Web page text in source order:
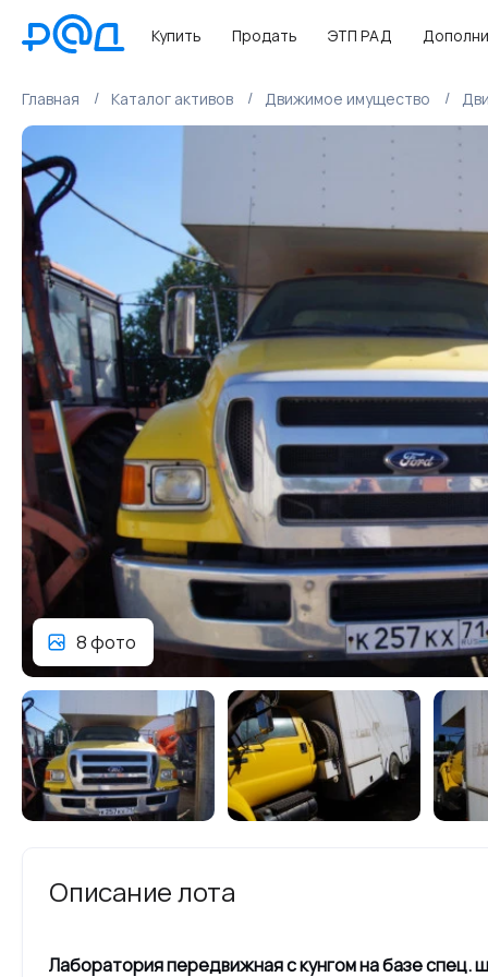
Купить Продать ЭТП РАД
Главная Каталог активов Движимое имущество
8 фото
Описание лота
Лаборатория передвижная с кунгом на базе спец. шасси повышенной проходимости